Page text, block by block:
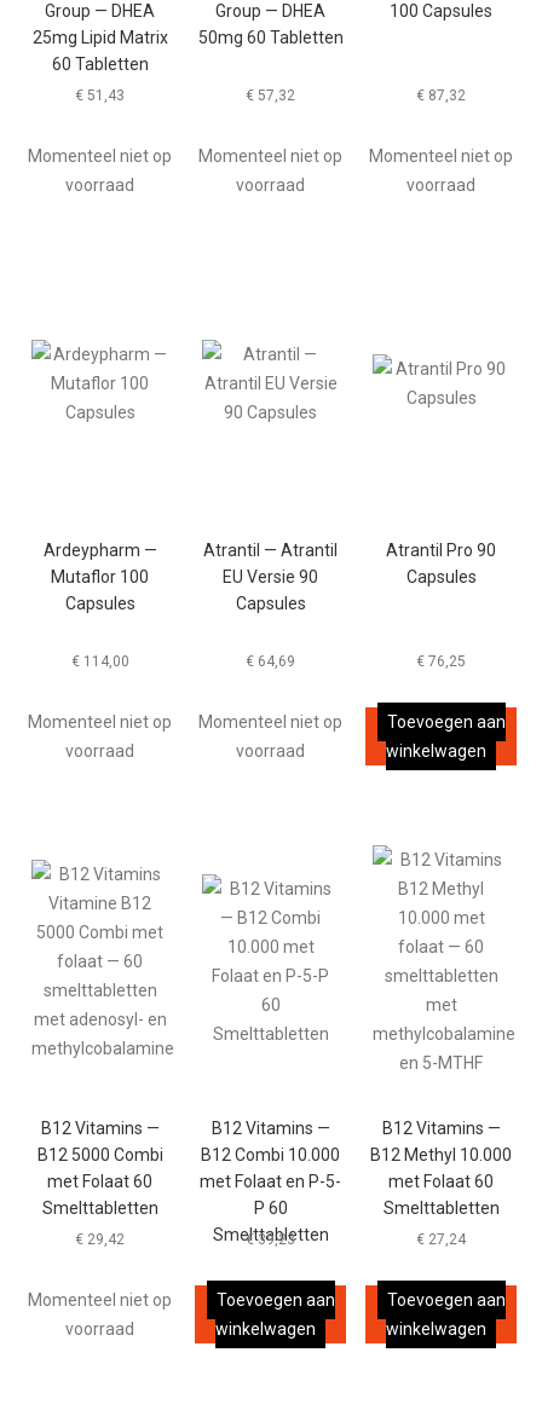
Group — DHEA
25mg Lipid Matrix
60 Tabletten
€ 51,43
Momenteel niet op
voorraad
Group — DHEA
50mg 60 Tabletten
€ 57,32
Momenteel niet op
voorraad
100 Capsules
€ 87,32
Momenteel niet op
voorraad
Ardeypharm —
Mutaflor 100
Capsules
€114,00
Momenteel niet op
voorraad
Atrantil — Atrantil
EU Versie 90
Capsules
€ 64,69
Momenteel niet op
voorraad
Atrantil Pro 90
Capsules
€ 76,25
Toevoegen aan
winkelwagen
B12 Vitamins —
B12 5000 Combi
met Folaat 60
Smelttabletten
€ 29,42
Momenteel niet op
voorraad
B12 Vitamins —
B12 Combi 10.000
met Folaat en P-5-
P 60
Smelttabletten
€39,23
Toevoegen aan
winkelwagen
B12 Vitamins —
B12 Methyl 10.000
met Folaat 60
Smelttabletten
€ 27,24
Toevoegen aan
winkelwagen